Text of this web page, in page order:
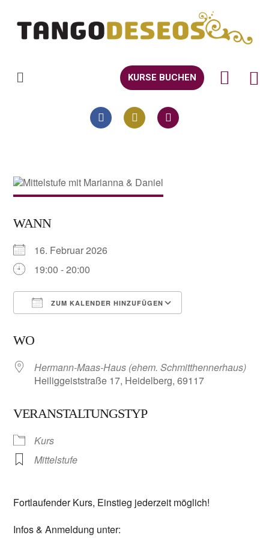
KURSE BUCHEN
WANN
16. Februar 2026
19:00 - 20:00
ZUM KALENDER HINZUFÜGEN
WO
Hermann-Maas-Haus (ehem. Schmitthennerhaus)
Heiliggeiststraße 17, Heidelberg, 69117
VERANSTALTUNGSTYP
Kurs
Mittelstufe
Fortlaufender Kurs, Einstieg jederzeit möglich!
Infos & Anmeldung unter: